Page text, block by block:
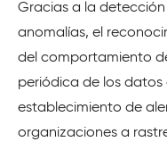
Gracias a la
anomalías, el
del comportamiento
periódica de los datos
establecimiento de
organizaciones a